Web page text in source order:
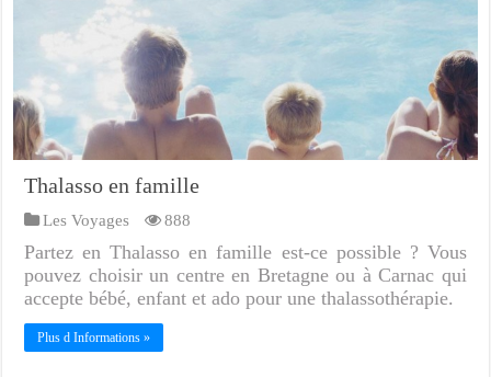
Thalasso en famille
Les Voyages 888
Partez en Thalasso en famille est-ce possible ? Vous
pouvez choisir un centre en Bretagne ou à Carnac qui
accepte bébé, enfant et ado pour une thalassothérapie.
Plus d Informations »